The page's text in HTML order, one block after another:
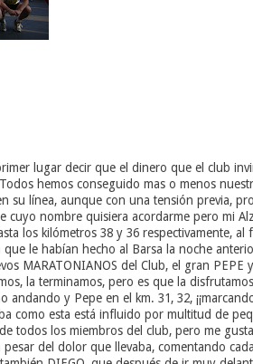
lugar decir que el dinero que el club
hemos conseguido mas o menos
su línea, aunque con una tensión previa,
cuyo nombre quisiera acordarme pero mi
los kilómetros 38 y 36 respectivamente, al
le habían hecho al Barsa la noche
MARATONIANOS del Club, el gran PEPE
la terminamos, pero es que la
y Pepe en el km. 31, 32,
como esta está influido por multitud de
todos los miembros del club, pero me
del dolor que llevaba, comentando